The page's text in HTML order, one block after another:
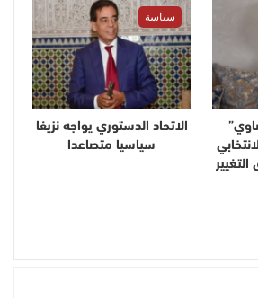
سياسة
الاتحاد الدستوري يواجه نزيفا
سياسيا متصاعدا